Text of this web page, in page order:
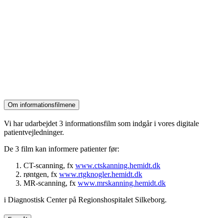
Om informationsfilmene
Vi har udarbejdet 3 informationsfilm som indgår i vores digitale
patientvejledninger.
De 3 film kan informere patienter før:
CT-scanning, fx www.ctskanning.hemidt.dk
røntgen, fx www.rtgknogler.hemidt.dk
MR-scanning, fx www.mrskanning.hemidt.dk
i Diagnostisk Center på Regionshospitalet Silkeborg.